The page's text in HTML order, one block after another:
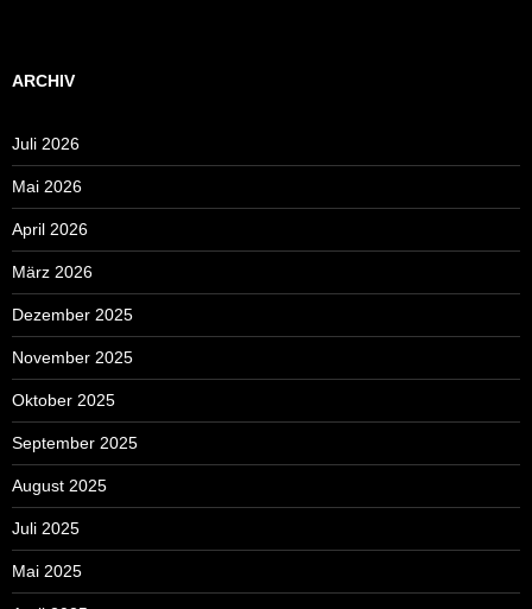
ARCHIV
Juli 2026
Mai 2026
April 2026
März 2026
Dezember 2025
November 2025
Oktober 2025
September 2025
August 2025
Juli 2025
Mai 2025